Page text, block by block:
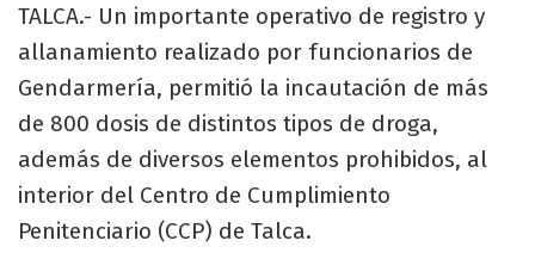
TALCA.- Un importante operativo de registro y
allanamiento realizado por funcionarios de
Gendarmería, permitió la incautación de más
de 800 dosis de distintos tipos de droga,
además de diversos elementos prohibidos, al
interior del Centro de Cumplimiento
Penitenciario (CCP) de Talca.